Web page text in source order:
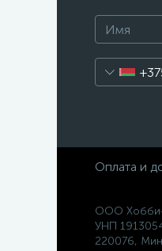
Оплата и
ООО
УНП
220076,